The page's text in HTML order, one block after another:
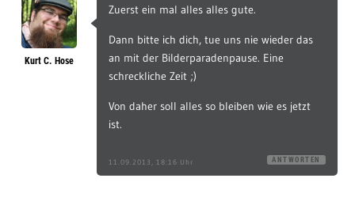
Kurt C. Hose
Zuerst ein mal alles alles gute.
Dann bitte ich dich, tue uns nie wieder das
an mit der Bilderparadenpause. Eine
schreckliche Zeit ;)
Von daher soll alles so bleiben wie es jetzt
ist.
11.09.2013, 18:16 Uhr ANTWORTEN